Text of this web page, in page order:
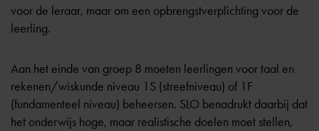
voor de leraar, maar om een opbrengstverplichting voor de
leerling.
Aan het einde van groep 8 moeten leerlingen voor taal en
rekenen/wiskunde niveau 1S (streefniveau) of 1F
(fundamenteel niveau) beheersen. SLO benadrukt daarbij dat
het onderwijs hoge, maar realistische doelen moet stellen,